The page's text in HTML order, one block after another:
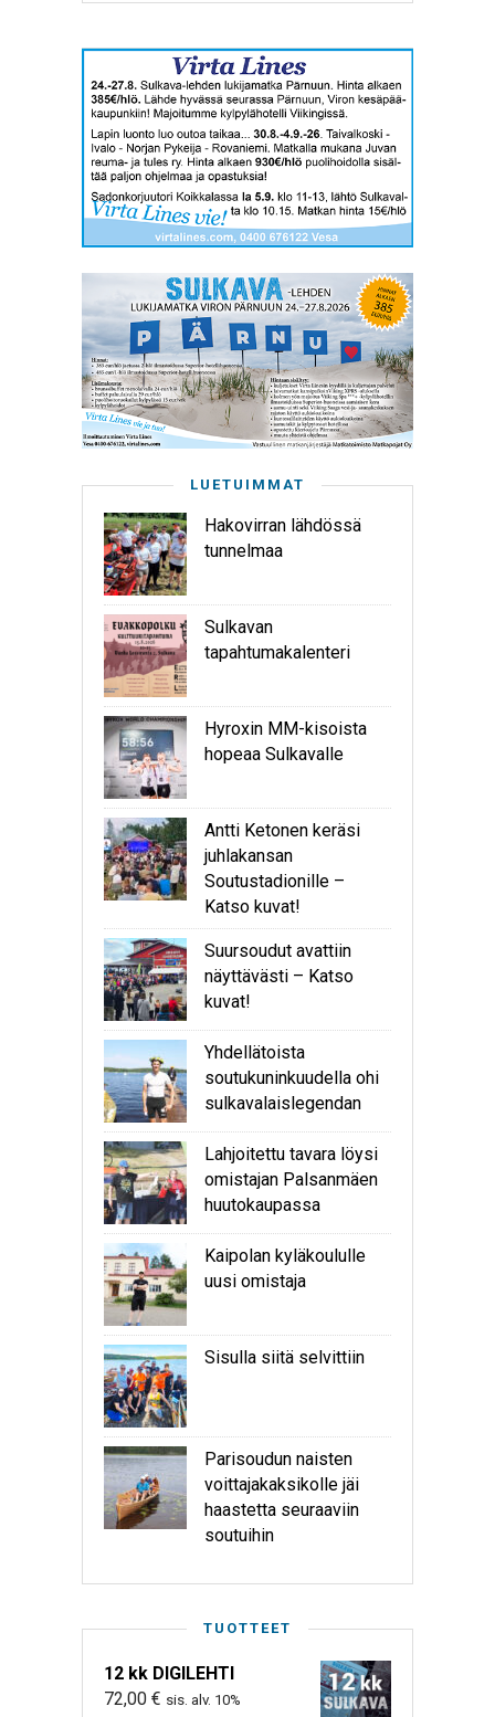
LUETUIMMAT
Hakovirran lähdössä
tunnelmaa
Sulkavan
tapahtumakalenteri
Hyroxin MM-kisoista
hopeaa Sulkavalle
Antti Ketonen keräsi
juhlakansan
Soutustadionille –
Katso kuvat!
Suursoudut avattiin
näyttävästi – Katso
kuvat!
Yhdellätoista
soutukuninkuudella ohi
sulkavalaislegendan
Lahjoitettu tavara löysi
omistajan Palsanmäen
huutokaupassa
Kaipolan kyläkoululle
uusi omistaja
Sisulla siitä selvittiin
Parisoudun naisten
voittajakaksikolle jäi
haastetta seuraaviin
soutuihin
TUOTTEET
12 kk DIGILEHTI
72,00 € sis. alv. 10%